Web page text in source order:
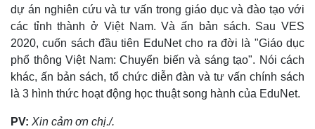
dự án nghiên cứu và tư vấn trong giáo dục và đào tạo với
các tỉnh thành ở Việt Nam. Và ấn bản sách. Sau VES
2020, cuốn sách đầu tiên EduNet cho ra đời là "Giáo dục
phổ thông Việt Nam: Chuyển biến và sáng tạo". Nói cách
khác, ấn bản sách, tổ chức diễn đàn và tư vấn chính sách
là 3 hình thức hoạt động học thuật song hành của EduNet.
PV: Xin cảm ơn chị./.